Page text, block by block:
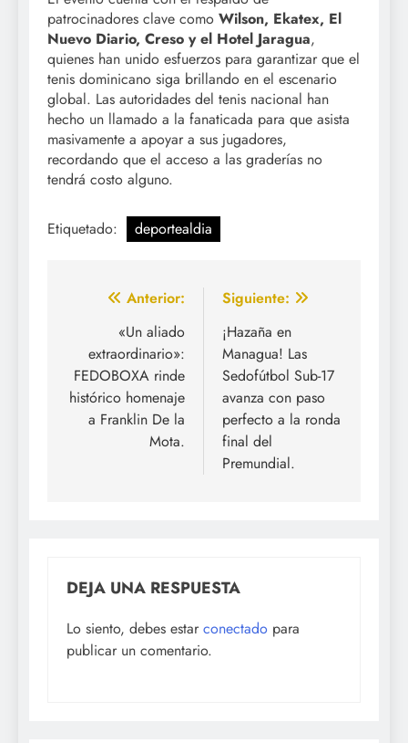
patrocinadores clave como Wilson, Ekatex, El
Nuevo Diario, Creso y el Hotel Jaragua,
quienes han unido esfuerzos para garantizar que el
tenis dominicano siga brillando en el escenario
global. Las autoridades del tenis nacional han
hecho un llamado a la fanaticada para que asista
masivamente a apoyar a sus jugadores,
recordando que el acceso a las graderías no
tendrá costo alguno.
Etiquetado: deportealdia
Navegación
entradas
Anterior:
«Un aliado
extraordinario»:
FEDOBOXA rinde
histórico homenaje
a Franklin De la
Mota.
Siguiente:
¡Hazaña en
Managua! Las
Sedofútbol Sub-17
avanza con paso
perfecto a la ronda
final del
Premundial.
DEJA UNA RESPUESTA
Lo siento, debes estar conectado para
publicar un comentario.